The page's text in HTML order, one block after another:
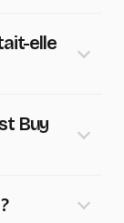
elle
Buy